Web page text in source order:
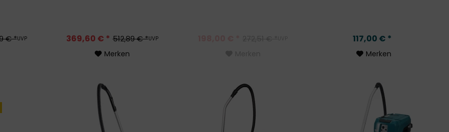
€ *UVP 512,89 € *UVP
369,60 € *
Merken
117,00 € *
Merken